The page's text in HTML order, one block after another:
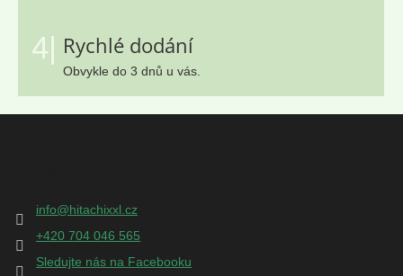
4| Rychlé dodání
Obvykle do 3 dnů u vás.
info@hitachixxl.cz
+420 704 046 565
Sledujte nás na Facebooku